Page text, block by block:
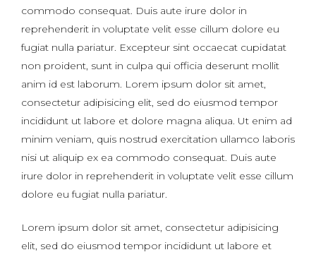
commodo consequat. Duis aute irure dolor in
reprehenderit in voluptate velit esse cillum dolore eu
fugiat nulla pariatur. Excepteur sint occaecat cupidatat
non proident, sunt in culpa qui officia deserunt mollit
anim id est laborum. Lorem ipsum dolor sit amet,
consectetur adipisicing elit, sed do eiusmod tempor
incididunt ut labore et dolore magna aliqua. Ut enim ad
minim veniam, quis nostrud exercitation ullamco laboris
nisi ut aliquip ex ea commodo consequat. Duis aute
irure dolor in reprehenderit in voluptate velit esse cillum
dolore eu fugiat nulla pariatur.
Lorem ipsum dolor sit amet, consectetur adipisicing
elit, sed do eiusmod tempor incididunt ut labore et